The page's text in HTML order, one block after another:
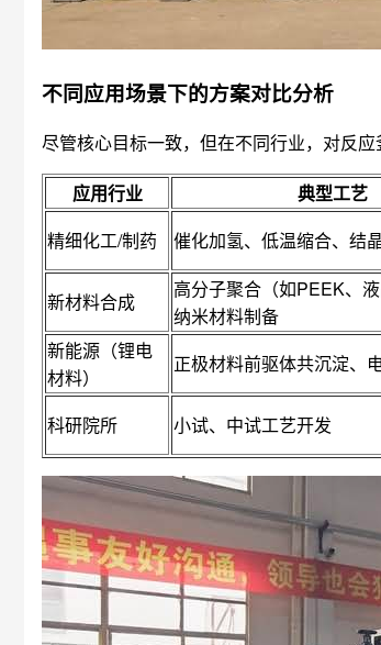
不同应用场景下的方案对比分析
尽管核心目标一致，但在不同行业，对反
应用行业
典型工艺
精细化工/制药
催化加氢、低温缩合、结
新材料合成
高分子聚合（如PEEK、液
纳米材料制备
新能源（锂电
材料）
正极材料前驱体共沉淀、
科研院所
小试、中试工艺开发